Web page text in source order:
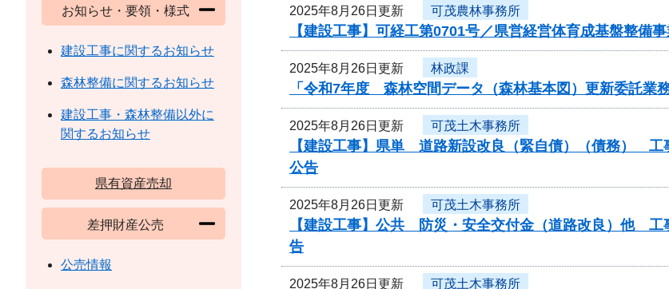
2025年8月26日更新 可茂農林事務所
【建設工事】可経工第0701号／県営経営体育成基盤整備
2025年8月26日更新 林政課
「令和7年度 森林空間データ（森林基本図）更新委託業
2025年8月26日更新 可茂土木事務所
【建設工事】県単 道路新設改良（緊自債）（債務） 工
公告
2025年8月26日更新 可茂土木事務所
【建設工事】公共 防災・安全交付金（道路改良）他 工
告
2025年8月26日更新 可茂土木事務所
お知らせ・要領・様式
建設工事に関するお知らせ
森林整備に関するお知らせ
建設工事・森林整備以外に
関するお知らせ
県有資産売却
差押財産公売
公売情報